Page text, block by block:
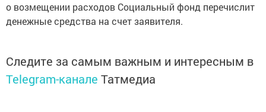
о возмещении расходов Социальный фонд перечислит
денежные средства на счет заявителя.
Следите за самым важным и интересным в
Telegram-канале Татмедиа